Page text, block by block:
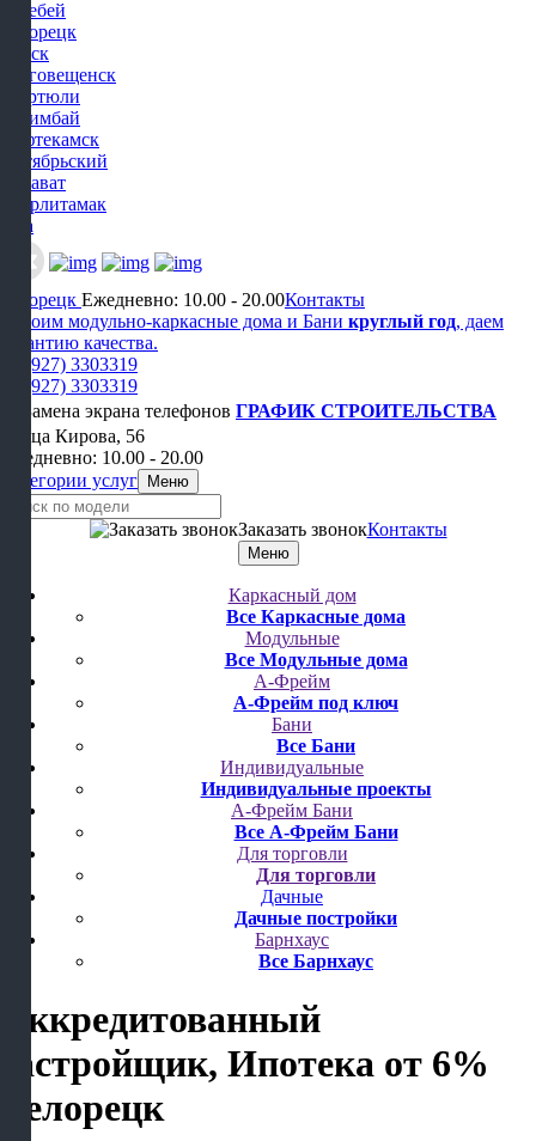
Белебей
Белорецк
Бирск
Благовещенск
Дюртюли
Ишимбай
Нефтекамск
Октябрьский
Салават
Стерлитамак
Уфа
Белорецк Ежедневно: 10.00 - 20.00Контакты
Строим модульно-каркасные дома и Бани круглый год, даем
гарантию качества.
+7 (927) 3303319
+7 (927) 3303319
ГРАФИК СТРОИТЕЛЬСТВА
Улица Кирова, 56
Ежедневно: 10.00 - 20.00
Категории услуг
Меню
Заказать звонокКонтакты
Меню
Каркасный дом
Все Каркасные дома
Модульные
Все Модульные дома
А-Фрейм
А-Фрейм под ключ
Бани
Все Бани
Индивидуальные
Индивидуальные проекты
А-Фрейм Бани
Все А-Фрейм Бани
Для торговли
Для торговли
Дачные
Дачные постройки
Барнхаус
Все Барнхаус
Аккредитованный
застройщик, Ипотека от 6%
Белорецк